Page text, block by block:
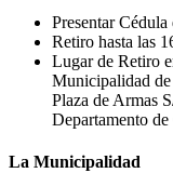
Presentar
Retiro hasta las
Lugar de Retiro
Municipalidad
Plaza de Armas
Departamento
La Municipalidad